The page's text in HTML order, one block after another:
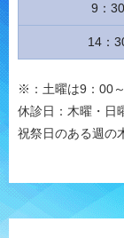
9：
14：
※：土曜は9：00
休診日：木曜・日
祝祭日のある週の